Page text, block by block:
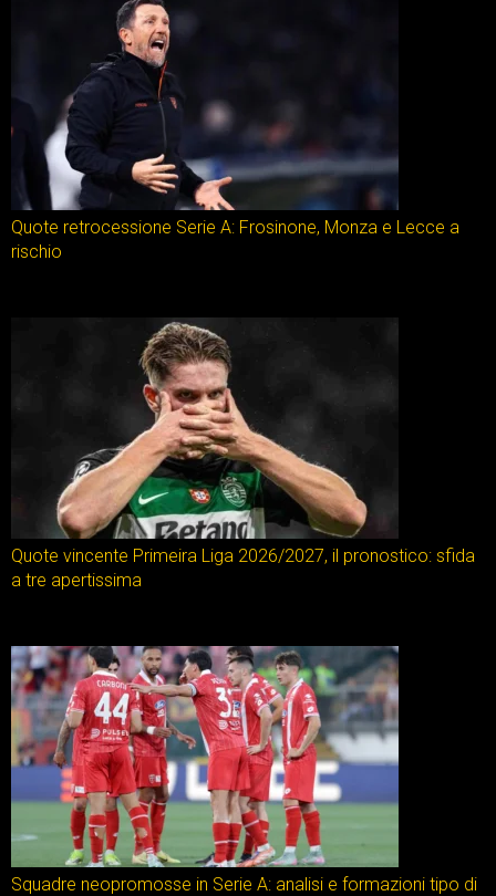
Quote retrocessione Serie A: Frosinone, Monza e Lecce a
rischio
Quote vincente Primeira Liga 2026/2027, il pronostico: sfida
a tre apertissima
Squadre neopromosse in Serie A: analisi e formazioni tipo di